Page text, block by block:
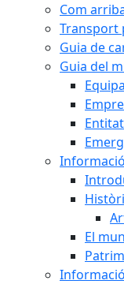
Com
Transport
Guia de
Guia del
El